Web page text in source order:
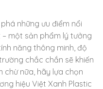
những ưu điểm nổi
một sản phẩm lý tưởng
năng thông minh, độ
chắc chắn sẽ khiến
chừ nữa, hãy lựa chọn
hiệu Việt Xanh Plastic